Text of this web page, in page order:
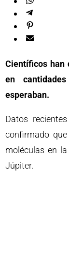
Científicos han
en
esperaban.
Datos
confirmado
moléculas en
Júpiter.